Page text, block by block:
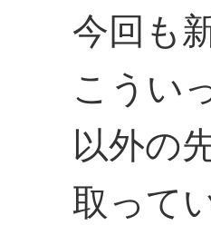
今回も
こうい
以外の
取って